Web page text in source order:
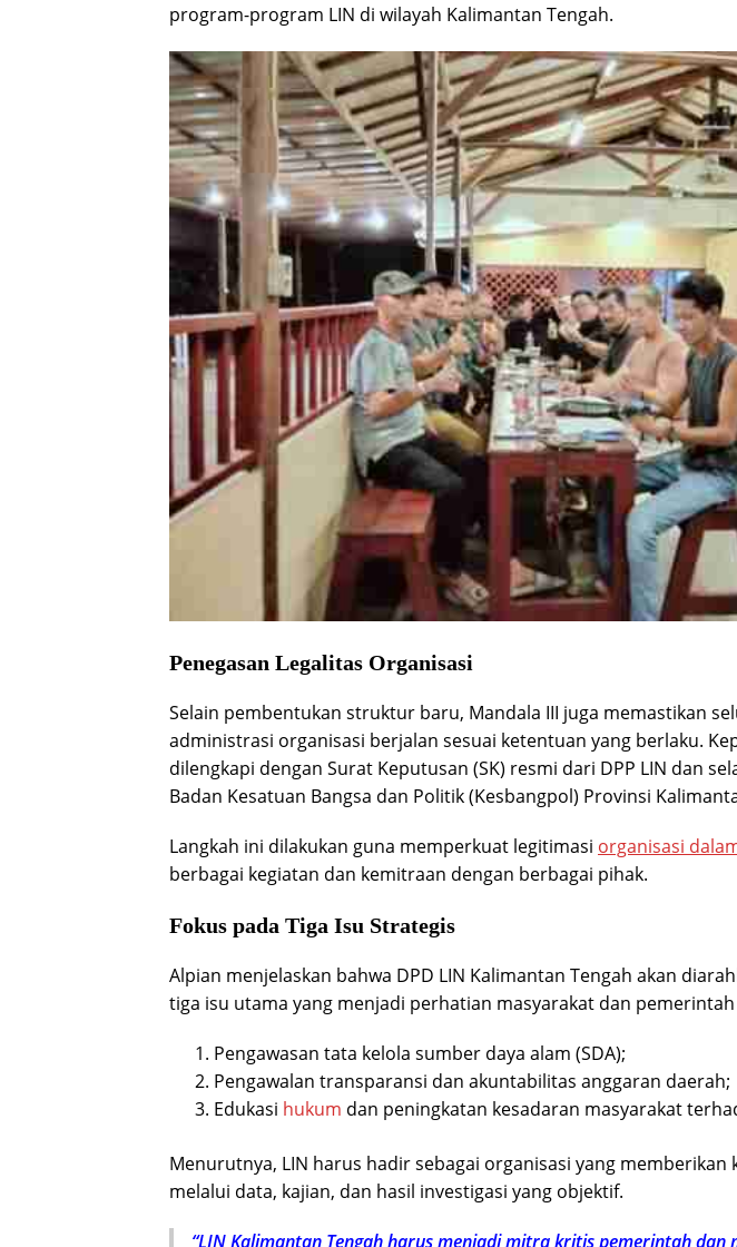
program-program LIN di wilayah Kalimantan Tengah.
Penegasan Legalitas Organisasi
Selain pembentukan struktur baru, Mandala III juga memastikan
administrasi organisasi berjalan sesuai ketentuan yang berlaku.
dilengkapi dengan Surat Keputusan (SK) resmi dari DPP LIN dan
Badan Kesatuan Bangsa dan Politik (Kesbangpol) Provinsi
Langkah ini dilakukan guna memperkuat legitimasi organisasi
berbagai kegiatan dan kemitraan dengan berbagai pihak.
Fokus pada Tiga Isu Strategis
Alpian menjelaskan bahwa DPD LIN Kalimantan Tengah akan
tiga isu utama yang menjadi perhatian masyarakat dan
Pengawasan tata kelola sumber daya alam (SDA);
Pengawalan transparansi dan akuntabilitas anggaran daerah;
Edukasi hukum dan peningkatan kesadaran masyarakat
Menurutnya, LIN harus hadir sebagai organisasi yang
melalui data, kajian, dan hasil investigasi yang objektif.
“LIN Kalimantan Tengah harus menjadi mitra kritis pemerintah dan